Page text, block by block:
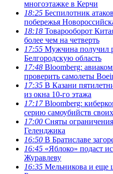
многоэтажке в Керчи
18:25 Беспилотник
побережья
18:18 Товарооборот
более чем на четверть
17:55 Мужчина получил
Белгородскую область
17:48 Bloomberg:
проверить самолеты
17:35 В Казани
из окна 10-го этажа
17:17Bloomberg:
серию самоубийств
17:00 Сняты
Геленджика
16:50 В Братиславе
16:45 «Яблоко» подаст
Журавлеву
16:35 Мельникова и еще